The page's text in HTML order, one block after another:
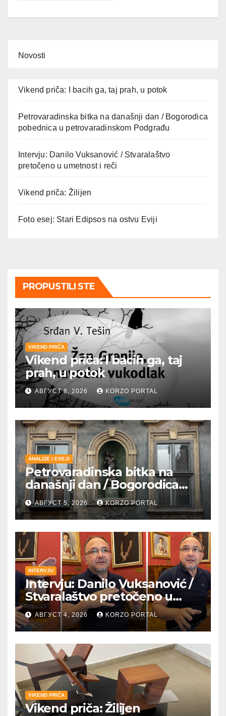
Novosti
Vikend priča: I bacih ga, taj prah, u potok
Petrovaradinska bitka na današnji dan / Bogorodica
pobednica u petrovaradinskom Podgrađu
Intervju: Danilo Vuksanović / Stvaralaštvo
pretočeno u umetnost i reči
Vikend priča: Žilijen
Foto esej: Stari Edipsos na ostvu Eviji
PROPUSTILI STE
VIKEND PRIČA
Vikend priča: I bacih ga, taj
prah, u potok
АВГУСТ 8, 2026 KORZO PORTAL
ANALIZE I ESEJI
Petrovaradinska bitka na
današnji dan / Bogorodica
pobednica u
petrovaradinskom Podgrađu
АВГУСТ 5, 2026 KORZO PORTAL
INTERVJU
Intervju: Danilo Vuksanović /
Stvaralaštvo pretočeno u
umetnost i reči
АВГУСТ 4, 2026 KORZO PORTAL
VIKEND PRIČA
Vikend priča: Žilijen